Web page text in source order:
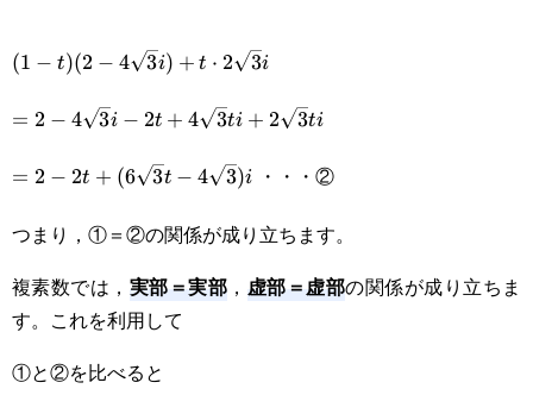
(1-t)(2-
(1 − t)(2 − 4 3i) + t ⋅ 2 3i
=2-4\sqrt{3}i-
= 2 − 4 3i − 2t + 4 3ti + 2 3ti
4\sqrt{3})i
= 2 − 2t + (6 3t − 4 3)i ・・・②
つまり，①＝②の関係が成り立ちます。
複素数では， 実部＝実部 ， 虚部＝虚部の関係が成り立ちま
す。これを利用して
①と②を比べると